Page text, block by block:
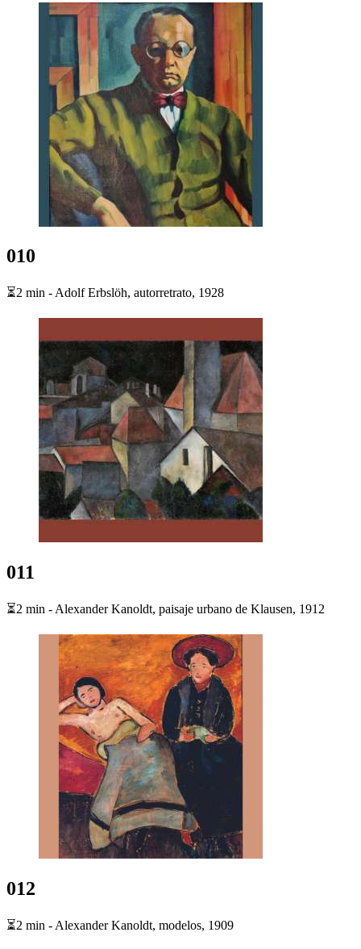
010
⏳2 min - Adolf Erbslöh, autorretrato, 1928
011
⏳2 min - Alexander Kanoldt, paisaje urbano de Klausen, 1912
012
⏳2 min - Alexander Kanoldt, modelos, 1909